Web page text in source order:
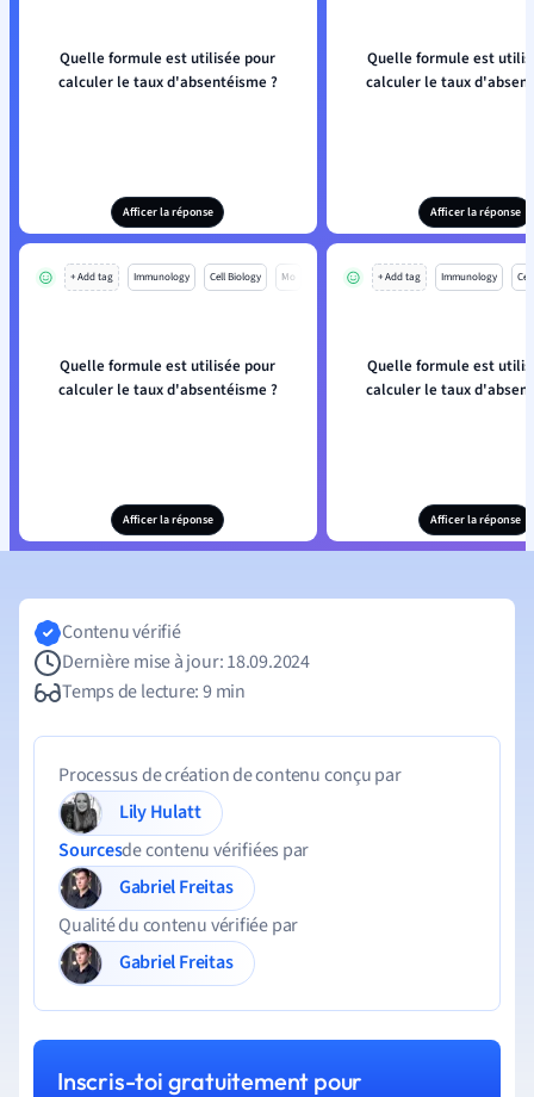
Quelle formule est utilisée pour
calculer le taux d'absentéisme ?
Afficer la réponse
Quelle formule est
calculer le taux
Afficer la réponse
+ Add tag Immunology Cell Biology Mo
Quelle formule est utilisée pour
calculer le taux d'absentéisme ?
Afficer la réponse
+ Add tag Immunology
Quelle formule est
calculer le taux
Afficer la réponse
Contenu vérifié
Dernière mise à jour: 18.09.2024
Temps de lecture: 9 min
Processus de création de contenu conçu par
Lily Hulatt
Sourcesde contenu vérifiées par
Gabriel Freitas
Qualité du contenu vérifiée par
Gabriel Freitas
Inscris-toi gratuitement pour